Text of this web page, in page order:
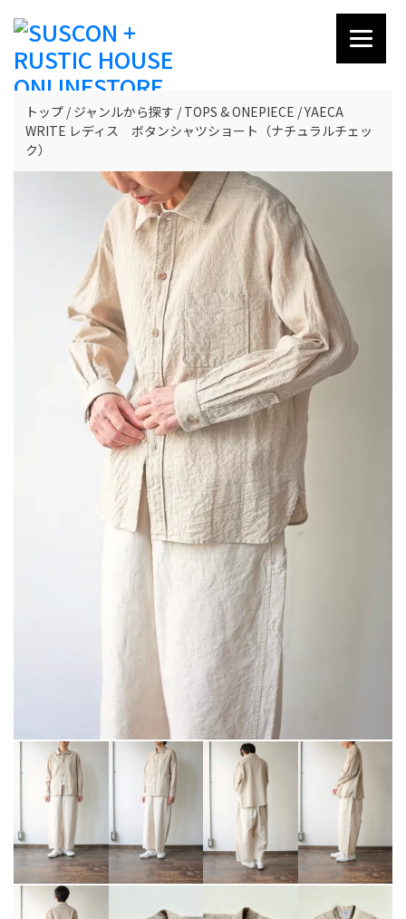
トップ ジャンルから探す TOPS & ONEPIECE YAECA
WRITE レディス ボタンシャツショート（ナチュラルチェッ
ク）